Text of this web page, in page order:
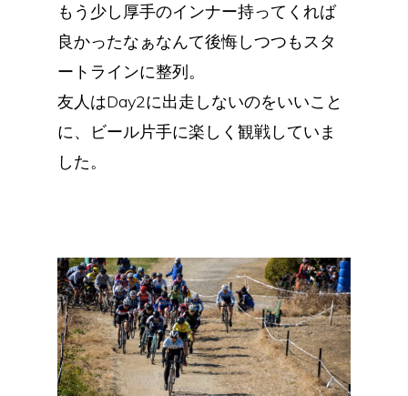
もう少し厚手のインナー持ってくれば
良かったなぁなんて後悔しつつもスタ
ートラインに整列。
友人はDay2に出走しないのをいいこと
に、ビール片手に楽しく観戦していま
した。